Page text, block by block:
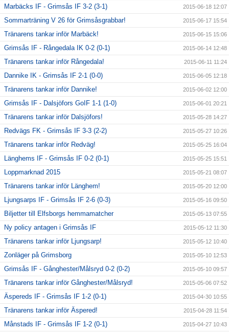
Marbäcks IF - Grimsås IF 3-2 (3-1) 2015-06-18 12:07
Sommarträning V 26 för Grimsåsgrabbar! 2015-06-17 15:54
Tränarens tankar inför Marbäck! 2015-06-15 15:06
Grimsås IF - Rångedala IK 0-2 (0-1) 2015-06-14 12:48
Tränarens tankar inför Rångedala! 2015-06-11 11:24
Dannike IK - Grimsås IF 2-1 (0-0) 2015-06-05 12:18
Tränarens tankar inför Dannike! 2015-06-02 12:00
Grimsås IF - Dalsjöfors GoIF 1-1 (1-0) 2015-06-01 20:21
Tränarens tankar inför Dalsjöfors! 2015-05-28 14:27
Redvägs FK - Grimsås IF 3-3 (2-2) 2015-05-27 10:26
Tränarens tankar inför Redväg! 2015-05-25 16:04
Länghems IF - Grimsås IF 0-2 (0-1) 2015-05-25 15:51
Loppmarknad 2015 2015-05-21 08:07
Tränarens tankar inför Länghem! 2015-05-20 12:00
Ljungsarps IF - Grimsås IF 2-6 (0-3) 2015-05-16 09:50
Biljetter till Elfsborgs hemmamatcher 2015-05-13 07:55
Ny policy antagen i Grimsås IF 2015-05-12 11:30
Tränarens tankar inför Ljungsarp! 2015-05-12 10:40
Zonläger på Grimsborg 2015-05-10 12:53
Grimsås IF - Gånghester/Målsryd 0-2 (0-2) 2015-05-10 09:57
Tränarens tankar inför Gånghester/Målsryd! 2015-05-06 07:52
Äspereds IF - Grimsås IF 1-2 (0-1) 2015-04-30 10:55
Tränarens tankar inför Äspered! 2015-04-28 11:54
Månstads IF - Grimsås IF 1-2 (0-1) 2015-04-27 10:43